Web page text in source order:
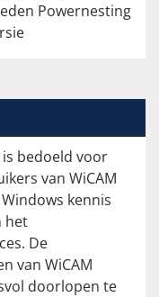
Powernesting
bedoeld voor
van WiCAM
kennis
het
De
van WiCAM
doorlopen te